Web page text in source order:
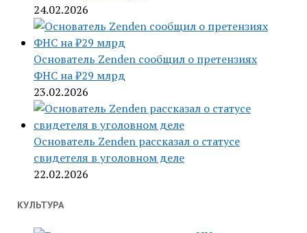
24.02.2026
Основатель Zenden сообщил о претензиях
ФНС на ₽29 млрд
23.02.2026
Основатель Zenden рассказал о статусе
свидетеля в уголовном деле
22.02.2026
КУЛЬТУРА